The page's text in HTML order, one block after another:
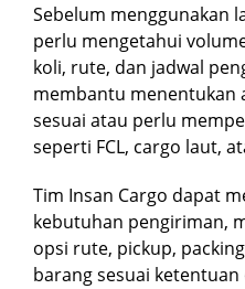
Sebelum menggunakan
perlu mengetahui
koli, rute, dan jadwal
membantu menentukan
sesuai atau perlu
seperti FCL, cargo laut,
Tim Insan Cargo dapat
kebutuhan pengiriman,
opsi rute, pickup,
barang sesuai